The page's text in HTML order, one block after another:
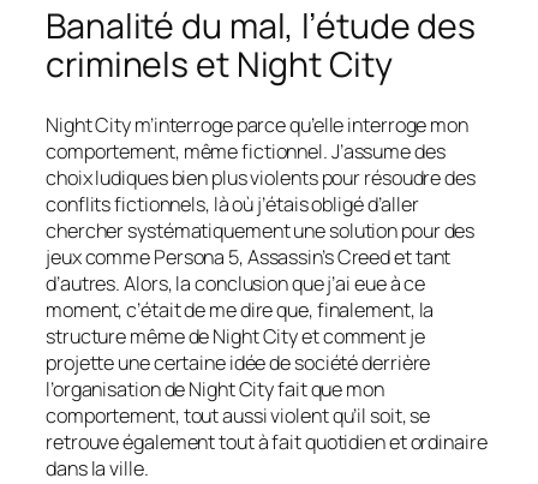
Banalité du mal, l’étude des
criminels et Night City
Night City m’interroge parce qu’elle interroge mon
comportement, même fictionnel. J’assume des
choix ludiques bien plus violents pour résoudre des
conflits fictionnels, là où j’étais obligé d’aller
chercher systématiquement une solution pour des
jeux comme Persona 5, Assassin’s Creed et tant
d’autres. Alors, la conclusion que j’ai eue à ce
moment, c’était de me dire que, finalement, la
structure même de Night City et comment je
projette une certaine idée de société derrière
l’organisation de Night City fait que mon
comportement, tout aussi violent qu’il soit, se
retrouve également tout à fait quotidien et ordinaire
dans la ville.